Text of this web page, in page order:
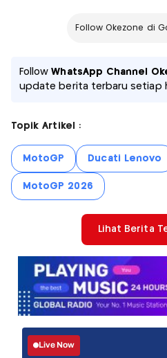
Follow Okezone di
FollowWhatsApp Channel
update berita terbaru setiap
Topik Artikel :
MotoGP Ducati Lenovo
MotoGP 2026
Lihat Berita
Live Now